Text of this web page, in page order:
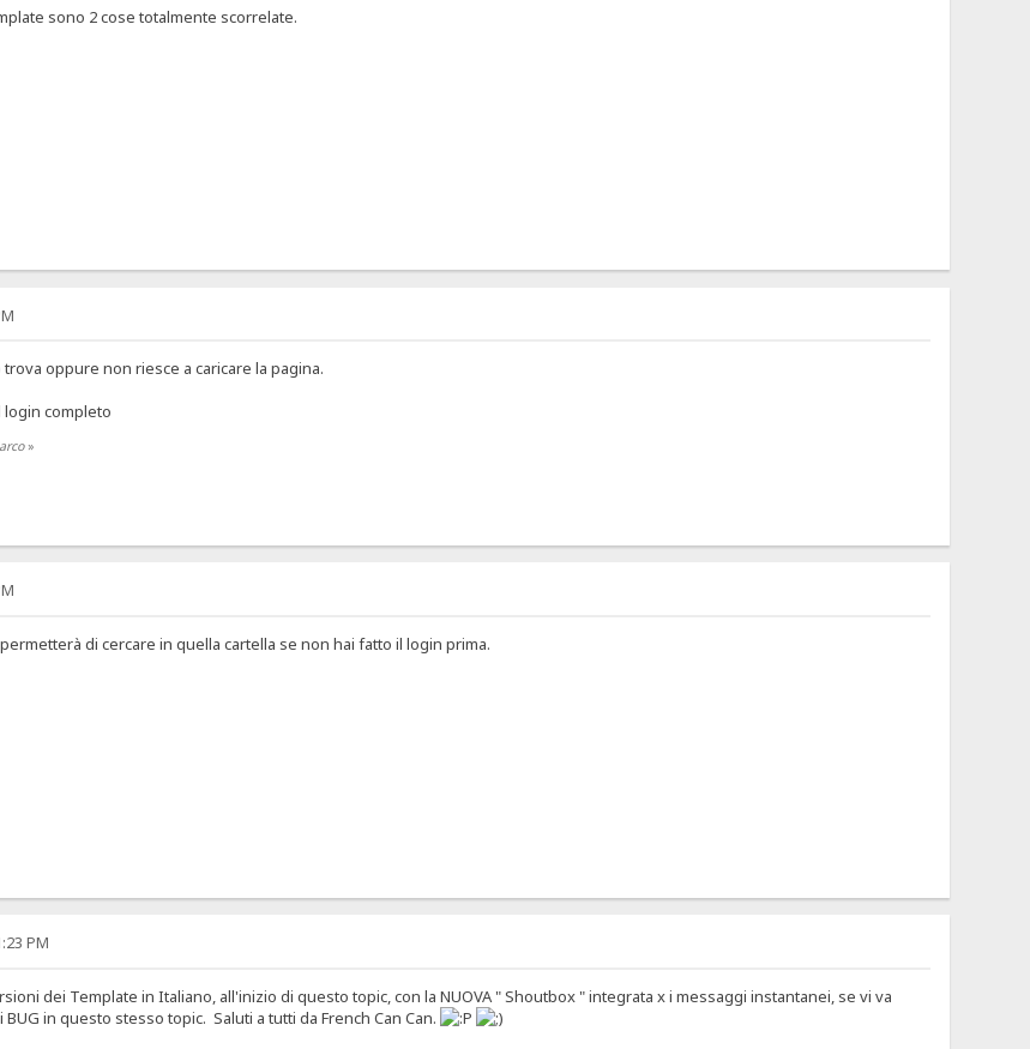
sono 2 cose totalmente scorrelate.
oppure non riesce a caricare la pagina.
completo
»
di cercare in quella cartella se non hai fatto il login prima.
PM
dei Template in Italiano, all'inizio di questo topic, con la NUOVA " Shoutbox " integrata x i messaggi instantanei, se vi va
in questo stesso topic. Saluti a tutti da French Can Can.